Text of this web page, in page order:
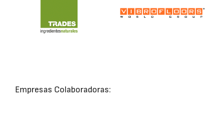
Empresas Colaboradoras: